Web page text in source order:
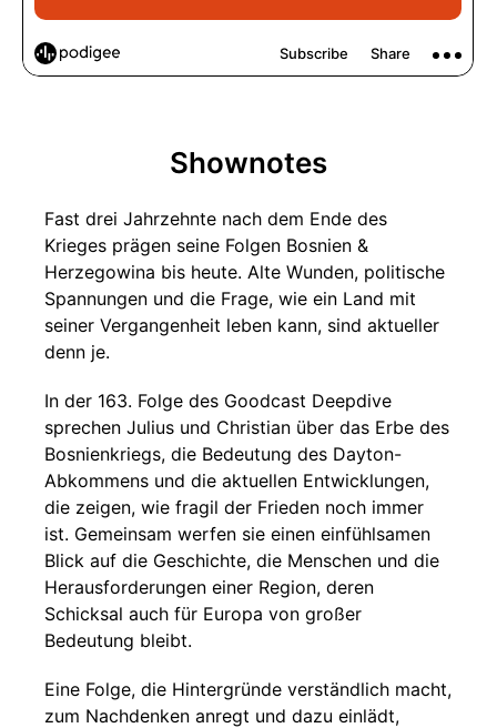
Shownotes
Fast drei Jahrzehnte nach dem Ende des
Krieges prägen seine Folgen Bosnien &
Herzegowina bis heute. Alte Wunden, politische
Spannungen und die Frage, wie ein Land mit
seiner Vergangenheit leben kann, sind aktueller
denn je.
In der 163. Folge des Goodcast Deepdive
sprechen Julius und Christian über das Erbe des
Bosnienkriegs, die Bedeutung des Dayton-
Abkommens und die aktuellen Entwicklungen,
die zeigen, wie fragil der Frieden noch immer
ist. Gemeinsam werfen sie einen einfühlsamen
Blick auf die Geschichte, die Menschen und die
Herausforderungen einer Region, deren
Schicksal auch für Europa von großer
Bedeutung bleibt.
Eine Folge, die Hintergründe verständlich macht,
zum Nachdenken anregt und dazu einlädt,